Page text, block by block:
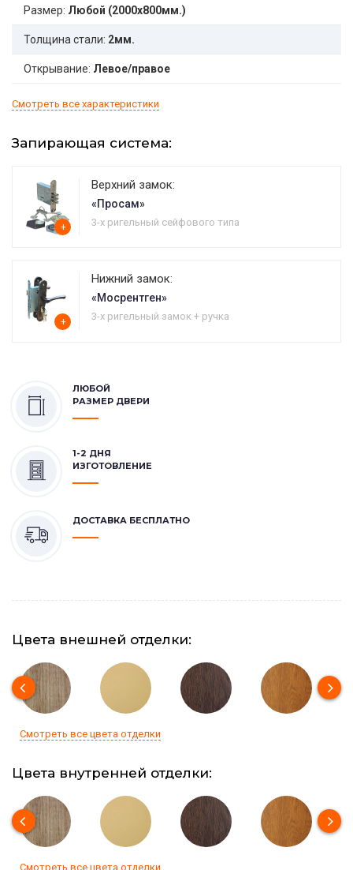
Размер: Любой (2000x800мм.)
Толщина стали: 2мм.
Открывание: Левое/правое
Смотреть все характеристики
Запирающая система:
+
Верхний замок:
«Просам»
3-х ригельный сейфового типа
+
Нижний замок:
«Мосрентген»
3-х ригельный замок + ручка
ЛЮБОЙ
РАЗМЕР ДВЕРИ
1-2 ДНЯ
ИЗГОТОВЛЕНИЕ
ДОСТАВКА БЕСПЛАТНО
Цвета внешней отделки:
Смотреть все цвета отделки
Цвета внутренней отделки:
Смотреть все цвета отделки